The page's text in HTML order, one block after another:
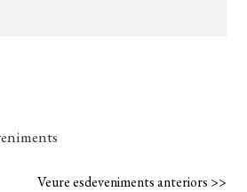
Veure esdeveniments anteriors >>